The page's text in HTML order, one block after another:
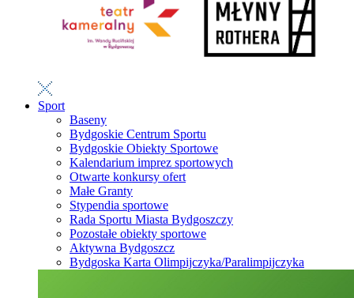
Sport
Baseny
Bydgoskie Centrum Sportu
Bydgoskie Obiekty Sportowe
Kalendarium imprez sportowych
Otwarte konkursy ofert
Małe Granty
Stypendia sportowe
Rada Sportu Miasta Bydgoszczy
Pozostałe obiekty sportowe
Aktywna Bydgoszcz
Bydgoska Karta Olimpijczyka/Paralimpijczyka